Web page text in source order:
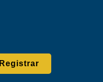
Registrar